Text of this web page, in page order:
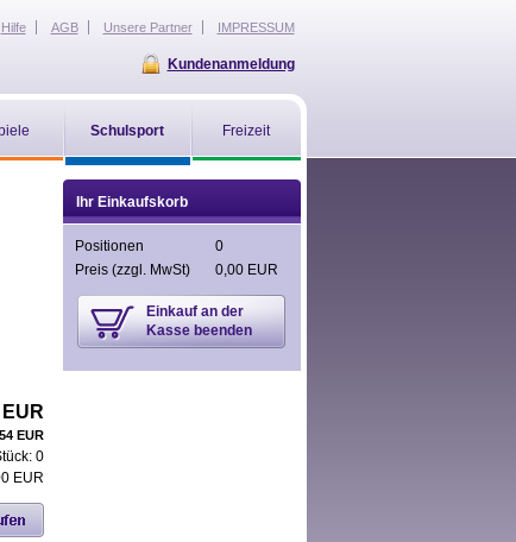
Hilfe AGB Unsere Partner IMPRESSUM
Schulsport Freizeit
Kundenanmeldung
EUR
0
EUR
Ihr Einkaufskorb
Positionen
0
Preis (zzgl. MwSt) 0,00 EUR
Einkauf an der
Kasse beenden